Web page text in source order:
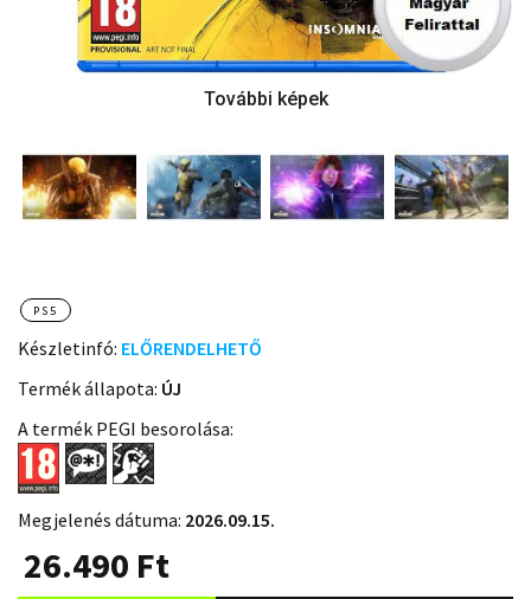
PS5
Készletinfó: ELŐRENDELHETŐ
Termék állapota: ÚJ
A termék PEGI besorolása:
Megjelenés dátuma: 2026.09.15.
26.490 Ft